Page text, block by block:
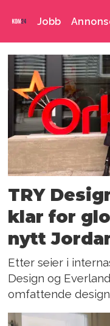
Jobb
Emne:
try
design
TRY
klar for
nytt
Etter seier i
Design og
omfattende